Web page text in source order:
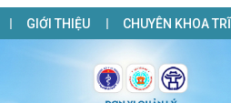
GIỚI THIỆU CHUYÊN KHOA TRĨ